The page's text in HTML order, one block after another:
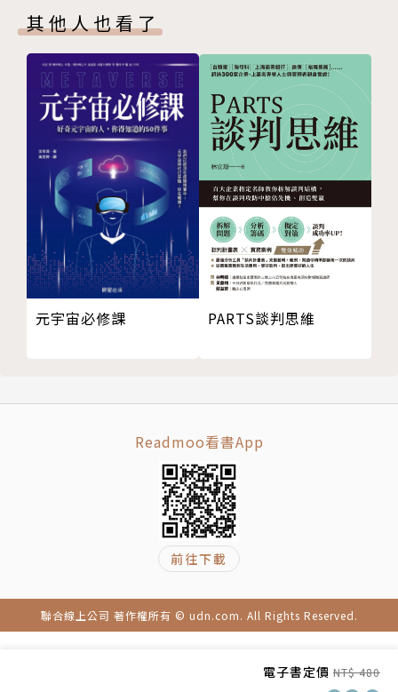
電子書定價 NT$ 480
♪ 小心鮑莫爾成本病，別讓成本吞沒一切
♪ 錢不是一切，活著的目的是為了得到快樂
本書採訪上百個天團、巨星，將滿足樂迷們的崇拜癮
頭，更是一堂有趣實用、讓人大開眼界的經濟學大師
作者簡介
亞倫･克魯格（Alan B. Krueger）
這場演講稿大加讚賞，要求所有的白宮高層都必須傳
閱，並對身邊的人說：「你們每個人都應該讀一讀。」
克魯格以音樂產業做為世界經濟的縮影，精闢解讀數位
時代的變化與挑戰，而我們每個人又該如何應對這些新
是他的遺作。
其他人也看了
元宇宙必修課 PARTS談判思維
Readmoo看書App
前往下載
聯合線上公司 著作權所有 © udn.com. All Rights Reserved.